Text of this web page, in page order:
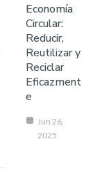
Economía
Circular:
Reducir,
Reutilizar y
Reciclar
Eficazment
e
Jun 26,
2025